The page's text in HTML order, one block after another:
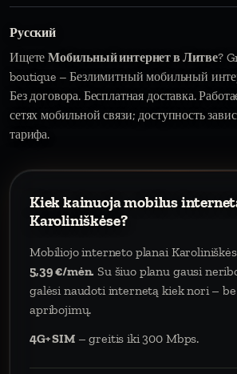
Русский
ИщетеМобильный интернет в Литве?
boutique – Безлимитный мобильный
Без договора. Бесплатная доставка.
сетях мобильной связи; доступность
тарифа.
Kiek kainuoja mobilus
Karoliniškėse?
Mobiliojo interneto planai
5,39 €/mėn. Su šiuo planu gausi
galėsi naudoti internetą kiek nori –
apribojimų.
4G+ SIM– greitis iki 300 Mbps.